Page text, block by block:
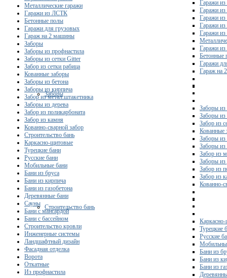
Гаражи из
Гаражи из
Гаражи из
Гаражи
Гаражи из
Гаражи
Бетонные
Гаражи
Гараж на
Заборы
Заборы из
Заборы из
Забор из
Кованные
Заборы из
Заборы из
Забор из
Заборы из
Забор из
Забор из
Кованно-
Строительство бань
Турецкие
Русские
Бани из
Бани из
Бани из
Металлические гаражи
Гаражи из ЛСТК
Бетонные полы
Гаражи для грузовых
Гараж на 2 машины
Заборы
Заборы из профнастила
Заборы из сетки Gitter
Забор из сетки рабица
Кованные заборы
Заборы из бетона
Заборы из кирпича
Забор из метал.штакетника
Заборы из дерева
Забор из поликарбоната
Забор из камня
Кованно-сварной забор
Строительство бань
Каркасно-щитовые
Турецкие бани
Русские бани
Мобильные бани
Бани из бруса
Бани из кирпича
Бани из газобетона
Деревянные бани
Сауны
Бани с мансардой
Бани с бассейном
Строительство кровли
Инженерные системы
Ландшафтный дизайн
Фасадная отделка
Ворота
Откатные
Из профнастила